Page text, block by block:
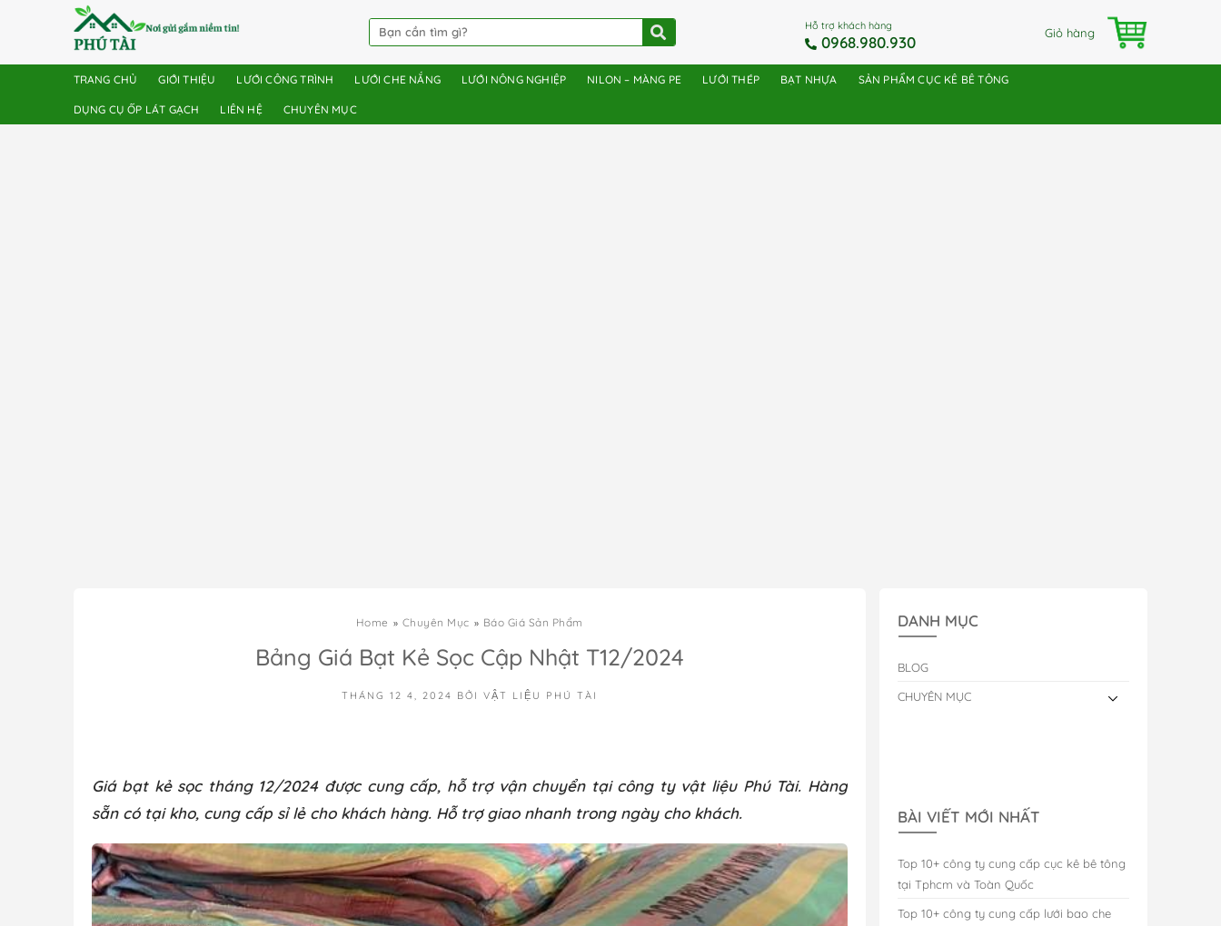
Hỗ trợ khách hàng
0968.980.930 Giỏ hàng
TRANG CHỦ GIỚI THIỆU LƯỚI CÔNG TRÌNH LƯỚI CHE NẮNG LƯỚI NÔNG NGHIỆP NILON – MÀNG PE LƯỚI THÉP BẠT NHỰA SẢN PHẨM CỤC KÊ BÊ TÔNG
DỤNG CỤ ỐP LÁT GẠCH LIÊN HỆ CHUYÊN MỤC
Home Chuyên Mục Báo Giá Sản Phẩm
Bảng Giá Bạt Kẻ Sọc Cập Nhật T12/2024
THÁNG 12 4, 2024 BỞI VẬT LIỆU PHÚ TÀI
Giá bạt kẻ sọc tháng 12/2024 được cung cấp, hỗ trợ vận chuyển tại công ty vật liệu Phú Tài. Hàng
sẵn có tại kho, cung cấp sỉ lẻ cho khách hàng. Hỗ trợ giao nhanh trong ngày cho khách.
DANH MỤC
BLOG
CHUYÊN MỤC
BÀI VIẾT MỚI NHẤT
Top 10+ công ty cung cấp cục kê bê tông
tại Tphcm và Toàn Quốc
Top 10+ công ty cung cấp lưới bao che